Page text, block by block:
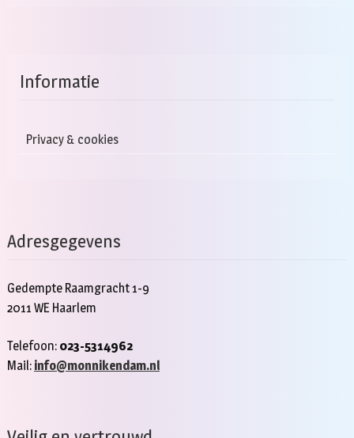
Informatie
Privacy & cookies
Adresgegevens
Gedempte Raamgracht 1-9
2011 WE Haarlem
Telefoon: 023-5314962
Mail: info@monnikendam.nl